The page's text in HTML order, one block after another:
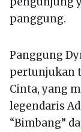
panggung.
Panggung
pertunjukan
Cinta, yang
legendaris
“Bimbang”